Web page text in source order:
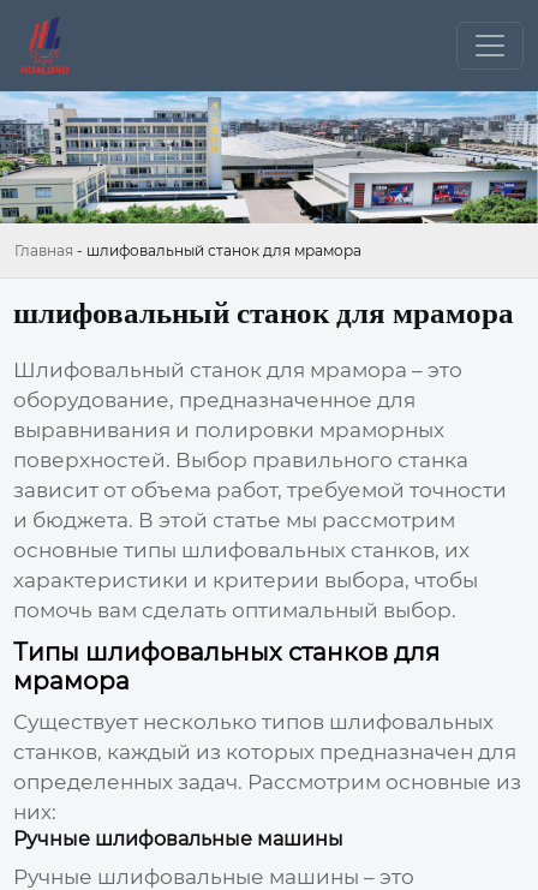
Главная - шлифовальный станок для мрамора
шлифовальный станок для мрамора
Шлифовальный станок для мрамора – это
оборудование, предназначенное для
выравнивания и полировки мраморных
поверхностей. Выбор правильного станка
зависит от объема работ, требуемой точности
и бюджета. В этой статье мы рассмотрим
основные типы шлифовальных станков, их
характеристики и критерии выбора, чтобы
помочь вам сделать оптимальный выбор.
Типы шлифовальных станков для
мрамора
Существует несколько типов шлифовальных
станков, каждый из которых предназначен для
определенных задач. Рассмотрим основные из
них:
Ручные шлифовальные машины
Ручные шлифовальные машины – это